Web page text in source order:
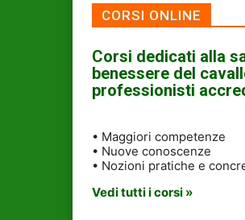
CORSI ONLINE
Corsi dedicati alla
benessere del
professionisti
• Maggiori competenze
• Nuove conoscenze
• Nozioni pratiche e
Vedi tutti i corsi »